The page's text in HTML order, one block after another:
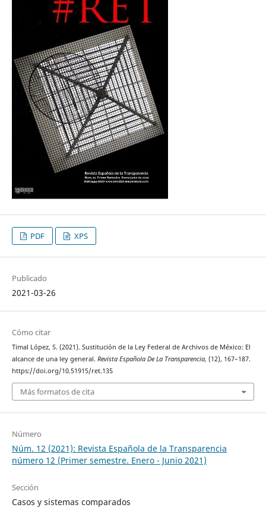
PDF XPS
Publicado
2021-03-26
Cómo citar
Timal López, S. (2021). Sustitución de la Ley Federal de Archivos de México: El
alcance de una ley general. Revista Española De La Transparencia, (12), 167–187.
https://doi.org/10.51915/ret.135
Más formatos de cita
Número
Núm. 12 (2021): Revista Española de la Transparencia
número 12 (Primer semestre. Enero - Junio 2021)
Sección
Casos y sistemas comparados